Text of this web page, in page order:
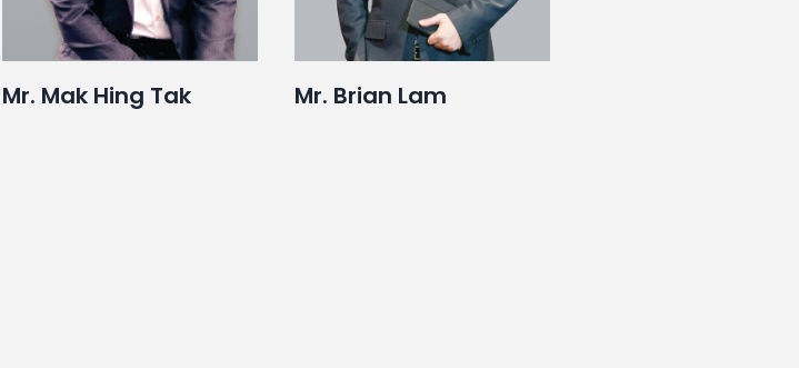
Mr. Mak Hing Tak Mr. Brian Lam